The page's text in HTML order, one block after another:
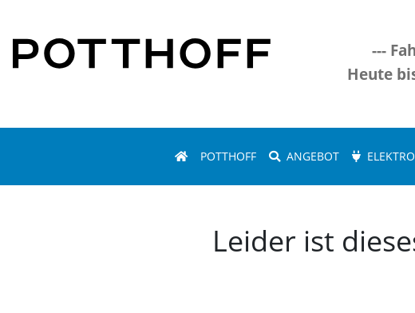
---
Heute
POTTHOFF ANGEBOT ELEKTRO
Leider ist